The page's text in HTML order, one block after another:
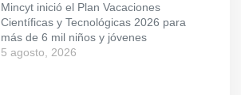
Mincyt inició el Plan Vacaciones
Científicas y Tecnológicas 2026 para
más de 6 mil niños y jóvenes
5 agosto, 2026